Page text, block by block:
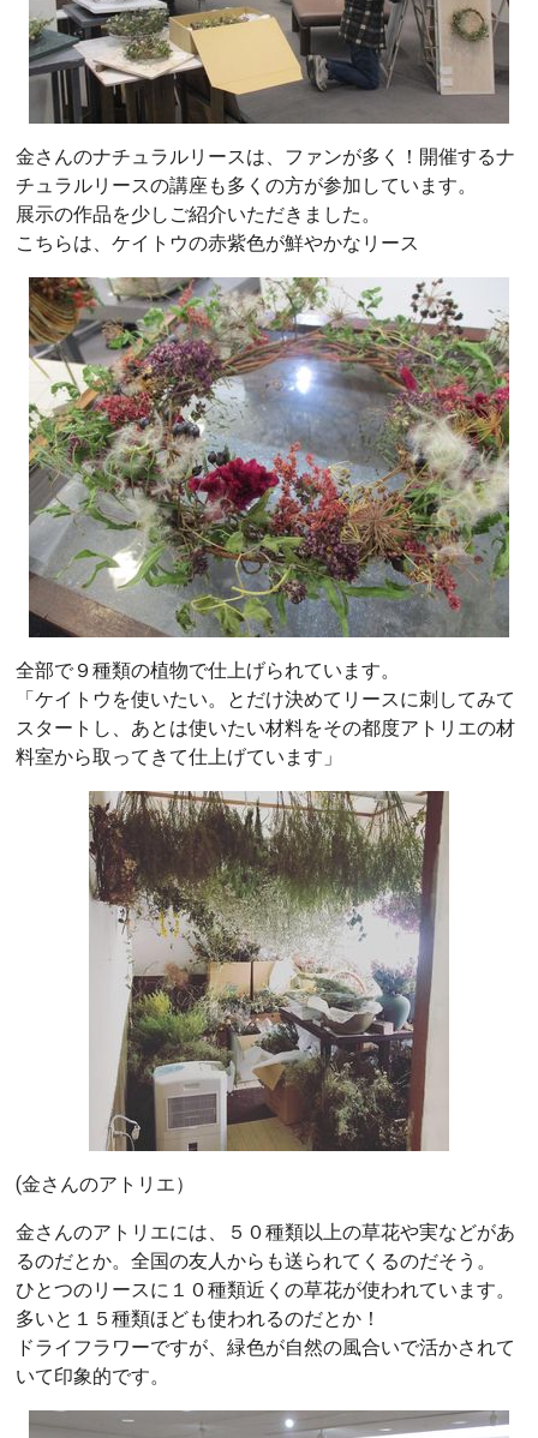
金さんのナチュラルリースは、ファンが多く！開催するナ
チュラルリースの講座も多くの方が参加しています。
展示の作品を少しご紹介いただきました。
こちらは、ケイトウの赤紫色が鮮やかなリース
全部で９種類の植物で仕上げられています。
「ケイトウを使いたい。とだけ決めてリースに刺してみて
スタートし、あとは使いたい材料をその都度アトリエの材
料室から取ってきて仕上げています」
(金さんのアトリエ）
金さんのアトリエには、５０種類以上の草花や実などがあ
るのだとか。全国の友人からも送られてくるのだそう。
ひとつのリースに１０種類近くの草花が使われています。
多いと１５種類ほども使われるのだとか！
ドライフラワーですが、緑色が自然の風合いで活かされて
いて印象的です。